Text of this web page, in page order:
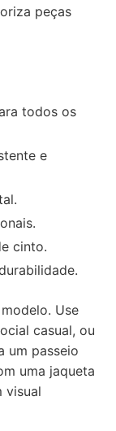
peças
todos os
e
cinto.
Use
casual, ou
um passeio
uma jaqueta
visual